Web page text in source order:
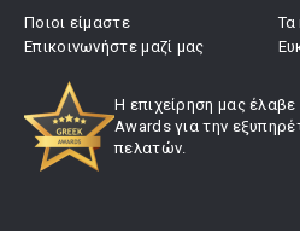
Ποιοι είμαστε
Επικοινωνήστε μαζί μας
Τα
Η επιχείρηση μας
Awards για την
πελατών.